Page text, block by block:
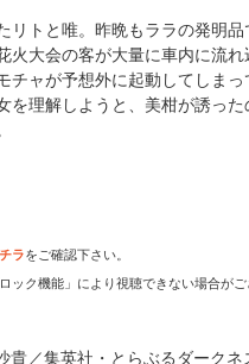
るダークネス製作委員会
ニメがいち
リトと唯。昨晩もララの発明
火大会の客が大量に車内に流
チャが予想外に起動してしま
を理解しようと、美柑が誘っ
ラをご確認下さい。
ック機能」により視聴できない場合が
／集英社・とらぶるダークネ